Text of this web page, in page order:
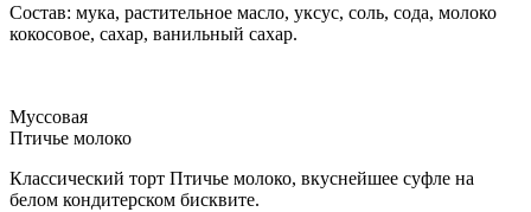
Состав: мука, растительное масло, уксус, соль, сода, молоко
кокосовое, сахар, ванильный сахар.
Муссовая
Птичье молоко
Классический торт Птичье молоко, вкуснейшее суфле на
белом кондитерском бисквите.